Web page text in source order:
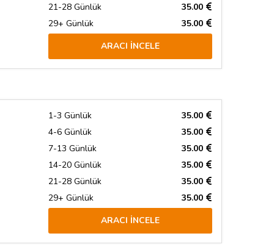
21-28 Günlük
35.00
29+ Günlük
35.00
ARACI İNCELE
1-3 Günlük
35.00
4-6 Günlük
35.00
7-13 Günlük
35.00
14-20 Günlük
35.00
21-28 Günlük
35.00
29+ Günlük
35.00
ARACI İNCELE